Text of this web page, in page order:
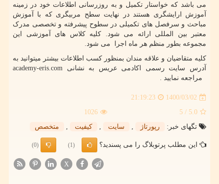
می باشد که خواستار تکمیل و به روزرسانی اطلاعات خود در زمینه
آموزش ارایشگری هستند در نهایت سطح مربیگری که با آموزش
مباحث و سرفصل های تکمیلی در سطوح پیشرفته و تخصصی مدرک
معتبر بین المللی ارائه می شود. کلیه کلاس های آموزشی این
مجموعه بطور منظم هر ماه اجرا می شود.
کلیه متقاضیان و علاقه مندان بمنظور کسب اطلاعات بیشتر میتوانید به
آدرس سایت رسمی اکادمی عریس به نشانی academy-eris.com
مراجعه نمایید .
1400/03/02
21:19:23
5.0
/ 5
1026
تگهای خبر:
رپورتاژ , سایت , كیفیت , متخصص
این مطلب پرتوبلاگ را می پسندید؟ (1)
(0)
X